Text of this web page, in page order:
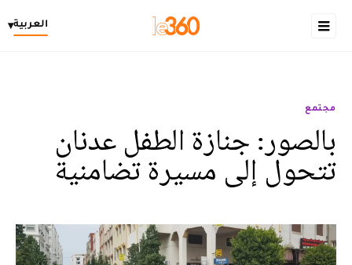
العربية▾
مجتمع
بالصور: جنازة الطفل عدنان
تتحول إلى مسيرة تضامنية